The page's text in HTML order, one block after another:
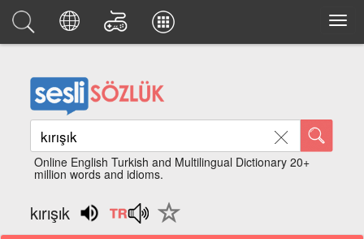
Online English Turkish and Multilingual Dictionary 20+
million words and idioms.
kırışık